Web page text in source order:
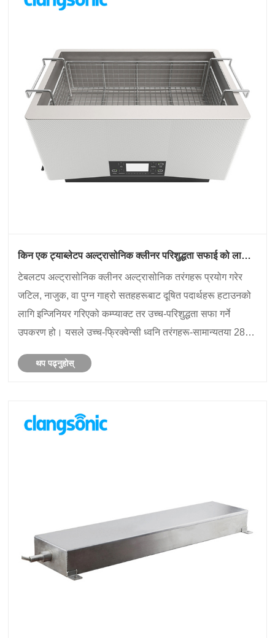
किन एक ट्याब्लेटप अल्ट्रासोनिक क्लीनर परिशुद्धता सफाई को लागी
टेबलटप अल्ट्रासोनिक क्लीनर अल्ट्रासोनिक तरंगहरू प्रयोग गरेर
जटिल, नाजुक, वा पुग्न गाह्रो सतहहरूबाट दूषित पदार्थहरू हटाउनको
लागि इन्जिनियर गरिएको कम्प्याक्ट तर उच्च-परिशुद्धता सफा गर्ने
उपकरण हो। यसले उच्च-फ्रिक्वेन्सी ध्वनि तरंगहरू-सामान्यतया 28-
थप पढ्नुहोस्